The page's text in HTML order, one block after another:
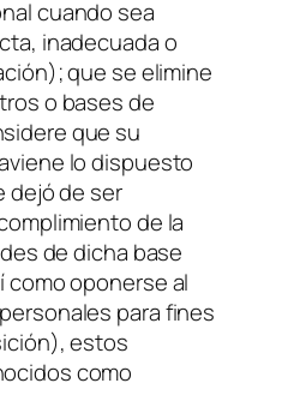
cuando sea
inadecuada o
que se elimine
o bases de
que su
lo dispuesto
dejó de ser
de la
de dicha base
como oponerse al
para fines
estos
como